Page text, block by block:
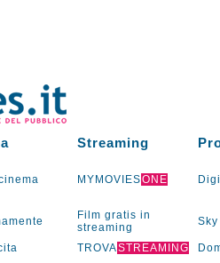
Streaming
MYMOVIESONE
Film gratis in
streaming
Sky
TROVASTREAMING